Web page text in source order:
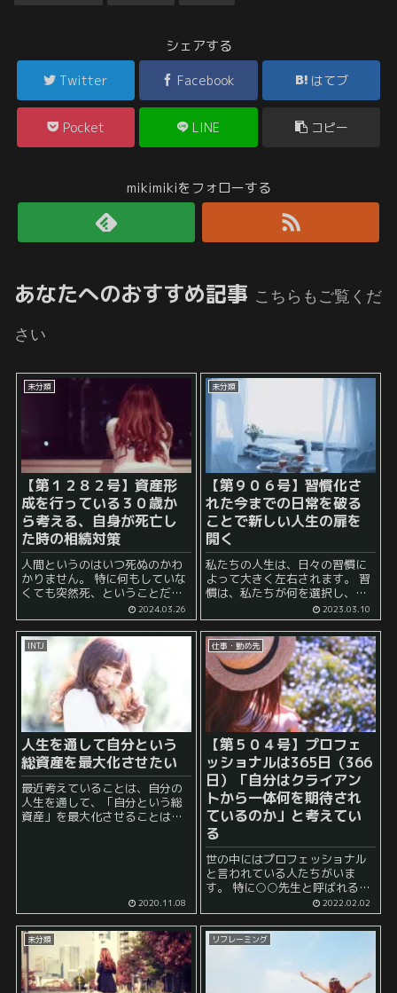
シェアする
Twitter Facebook はてブ
Pocket LINE コピー
mikimikiをフォローする
あなたへのおすすめ記事 こちらもご覧くだ
さい
未分類
【第１２８２号】資産形
成を行っている３０歳か
ら考える、自身が死亡し
た時の相続対策
人間というのはいつ死ぬのかわ
かりません。 特に何もしていな
くても突然死、ということだっ
を送っていたかと思えば、 突然
高齢者がアクセルとブレーキを
踏み間違えて車ごと突っ込んで
きてその死亡 ...
2024.03.26
未分類
【第９０６号】習慣化さ
れた今までの日常を破る
ことで新しい人生の扉を
開く
私たちの人生は、日々の習慣に
よって大きく左右されます。 習
慣は、私たちが何を選択し、何
を選ばないかを支配し、私たち
が成功するか、失敗するかを決
定することがあります。 しか
し、時には、今あるあなたの習
慣を破ることが、新しい人生の...
2023.03.10
INTJ
人生を通して自分という
総資産を最大化させたい
最近考えていることは、自分の
人生を通して、「自分という総
資産」を最大化させることはで
2020.11.08
仕事・勤め先
【第５０４号】プロフェ
ッショナルは365日（366
日）「自分はクライアン
トから一体何を期待され
ているのか」と考えてい
る
世の中にはプロフェッショナル
と言われている人たちがいま
す。 特に○○先生と呼ばれるよ
うな職業の人たちに多いです。
プロフェッショナルと呼ばれて
いる人たちのおおよその傾向と
しては、仕事に対して大変熱心
2022.02.02
未分類 リフレーミング